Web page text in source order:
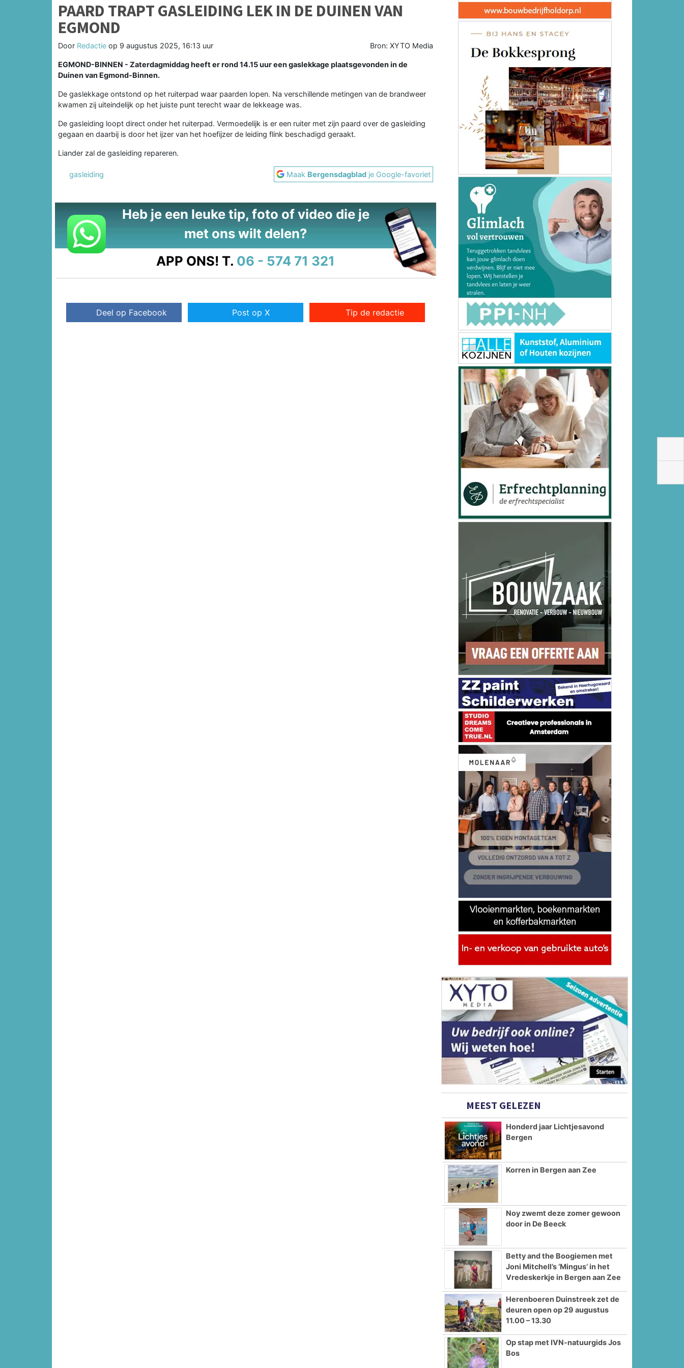
PAARD TRAPT GASLEIDING LEK IN DE DUINEN VAN
EGMOND
Door Redactie op 9 augustus 2025, 16:13 uur Bron: XYTO Media
EGMOND-BINNEN - Zaterdagmiddag heeft er rond 14.15 uur een gaslekkage plaatsgevonden in de
Duinen van Egmond-Binnen.
De gaslekkage ontstond op het ruiterpad waar paarden lopen. Na verschillende metingen van de brandweer
kwamen zij uiteindelijk op het juiste punt terecht waar de lekkeage was.
De gasleiding loopt direct onder het ruiterpad. Vermoedelijk is er een ruiter met zijn paard over de gasleiding
gegaan en daarbij is door het ijzer van het hoefijzer de leiding flink beschadigd geraakt.
Liander zal de gasleiding repareren.
gasleiding Maak Bergensdagblad je Google-favoriet
Heb je een leuke tip, foto of video die je
met ons wilt delen?
APP ONS! T. 06 - 574 71 321
Deel op Facebook Post op X Tip de redactie
MEEST GELEZEN
Honderd jaar Lichtjesavond
Bergen
Korren in Bergen aan Zee
Noy zwemt deze zomer gewoon
door in De Beeck
Betty and the Boogiemen met
Joni Mitchell’s ‘Mingus’ in het
Vredeskerkje in Bergen aan Zee
Herenboeren Duinstreek zet de
deuren open op 29 augustus
11.00 – 13.30
Op stap met IVN-natuurgids Jos
Bos